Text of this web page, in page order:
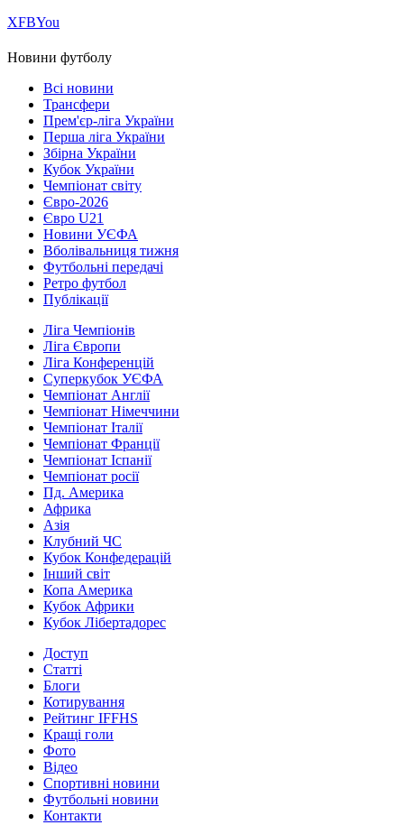
ХFBYou
Новини футболу
Всі новини
Трансфери
Прем'єр-ліга України
Перша ліга України
Збірна України
Кубок України
Чемпіонат світу
Євро-2026
Євро U21
Новини УЄФА
Вболівальниця тижня
Футбольні передачі
Ретро футбол
Публікації
Ліга Чемпіонів
Ліга Європи
Ліга Конференцій
Суперкубок УЄФА
Чемпіонат Англії
Чемпіонат Німеччини
Чемпіонат Італії
Чемпіонат Франції
Чемпіонат Іспанії
Чемпіонат росії
Пд. Америка
Африка
Азія
Клубний ЧС
Кубок Конфедерацій
Інший світ
Копа Америка
Кубок Африки
Кубок Лібертадорес
Доступ
Статті
Блоги
Котирування
Рейтинг IFFHS
Кращі голи
Фото
Відео
Спортивні новини
Футбольні новини
Контакти